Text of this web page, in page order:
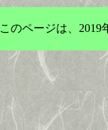
このページは、